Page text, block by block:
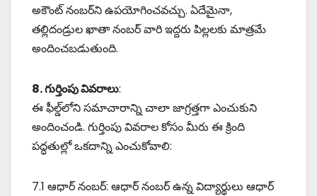
అకౌంట్ నంబర్‌ని ఉపయోగించవచ్చు. ఏదేమైనా,
తల్లిదండ్రుల ఖాతా నంబర్ వారి ఇద్దరు పిల్లలకు మాత్రమే
అందించబడుతుంది.
8. గుర్తింపు వివరాలు:
ఈ ఫీల్డ్‌లోని సమాచారాన్ని చాలా జాగ్రత్తగా ఎంచుకుని
అందించండి. గుర్తింపు వివరాల కోసం మీరు ఈ క్రింది
పద్ధతుల్లో ఒకదాన్ని ఎంచుకోవాలి:
7.1 ఆధార్ నంబర్: ఆధార్ నంబర్ ఉన్న విద్యార్థులు ఆధార్